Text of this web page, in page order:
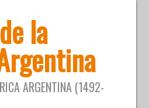
la
ARGENTINA (1492-